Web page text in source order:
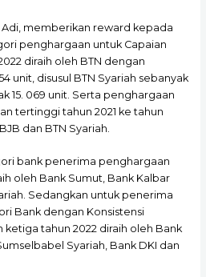
Adi, memberikan reward kepada
penghargaan untuk Capaian
diraih oleh BTN dengan
unit, disusul BTN Syariah sebanyak
15. 069 unit. Serta penghargaan
tertinggi tahun 2021 ke tahun
dan BTN Syariah.
bank penerima penghargaan
oleh Bank Sumut, Bank Kalbar
Sedangkan untuk penerima
Bank dengan Konsistensi
ketiga tahun 2022 diraih oleh Bank
Syariah, Bank DKI dan